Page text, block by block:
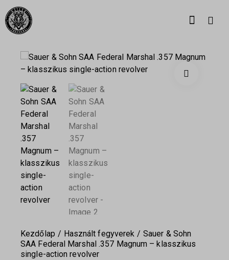
Kezdőlap Használt fegyverek
Sauer & Sohn
SAA Federal Marshal .357 Magnum – klasszikus
single-action revolver